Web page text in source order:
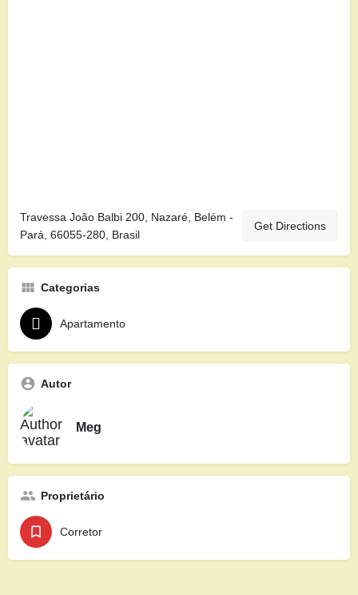
Travessa João Balbi 200, Nazaré, Belém -
Pará, 66055-280, Brasil
Get Directions
Categorias
Apartamento
Autor
Meg
Proprietário
Corretor